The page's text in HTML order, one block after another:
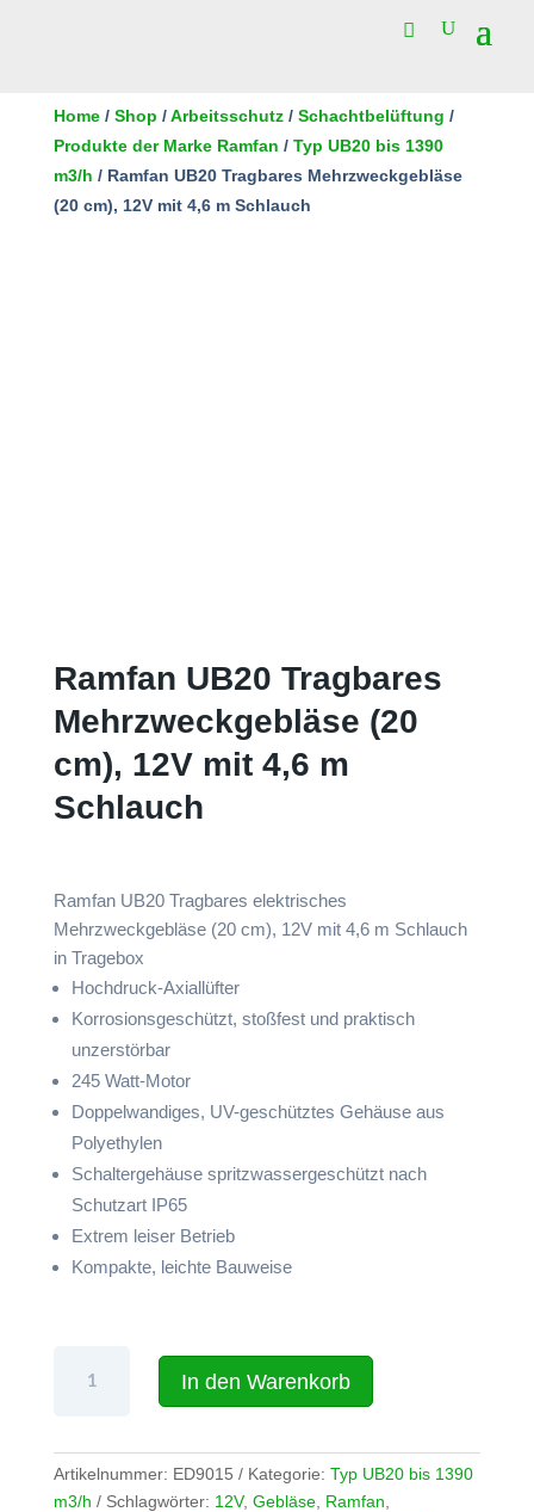
Home/ Shop /Arbeitsschutz/ Schachtbelüftung /
Produkte der Marke Ramfan / Typ UB20 bis 1390
m3/h / Ramfan UB20 Tragbares Mehrzweckgebläse
(20 cm), 12V mit 4,6 m Schlauch
Ramfan UB20 Tragbares
Mehrzweckgebläse (20
cm), 12V mit 4,6 m
Schlauch
Ramfan UB20 Tragbares elektrisches
Mehrzweckgebläse (20 cm), 12V mit 4,6 m Schlauch
in Tragebox
Hochdruck-Axiallüfter
Korrosionsgeschützt, stoßfest und praktisch
unzerstörbar
245 Watt-Motor
Doppelwandiges, UV-geschütztes Gehäuse aus
Polyethylen
Schaltergehäuse spritzwassergeschützt nach
Schutzart IP65
Extrem leiser Betrieb
Kompakte, leichte Bauweise
UB20
(20
cm),
In den Warenkorb
Artikelnummer: ED9015 Kategorie: Typ UB20 bis 1390
m3/h
Schlagwörter: 12V, Gebläse, Ramfan